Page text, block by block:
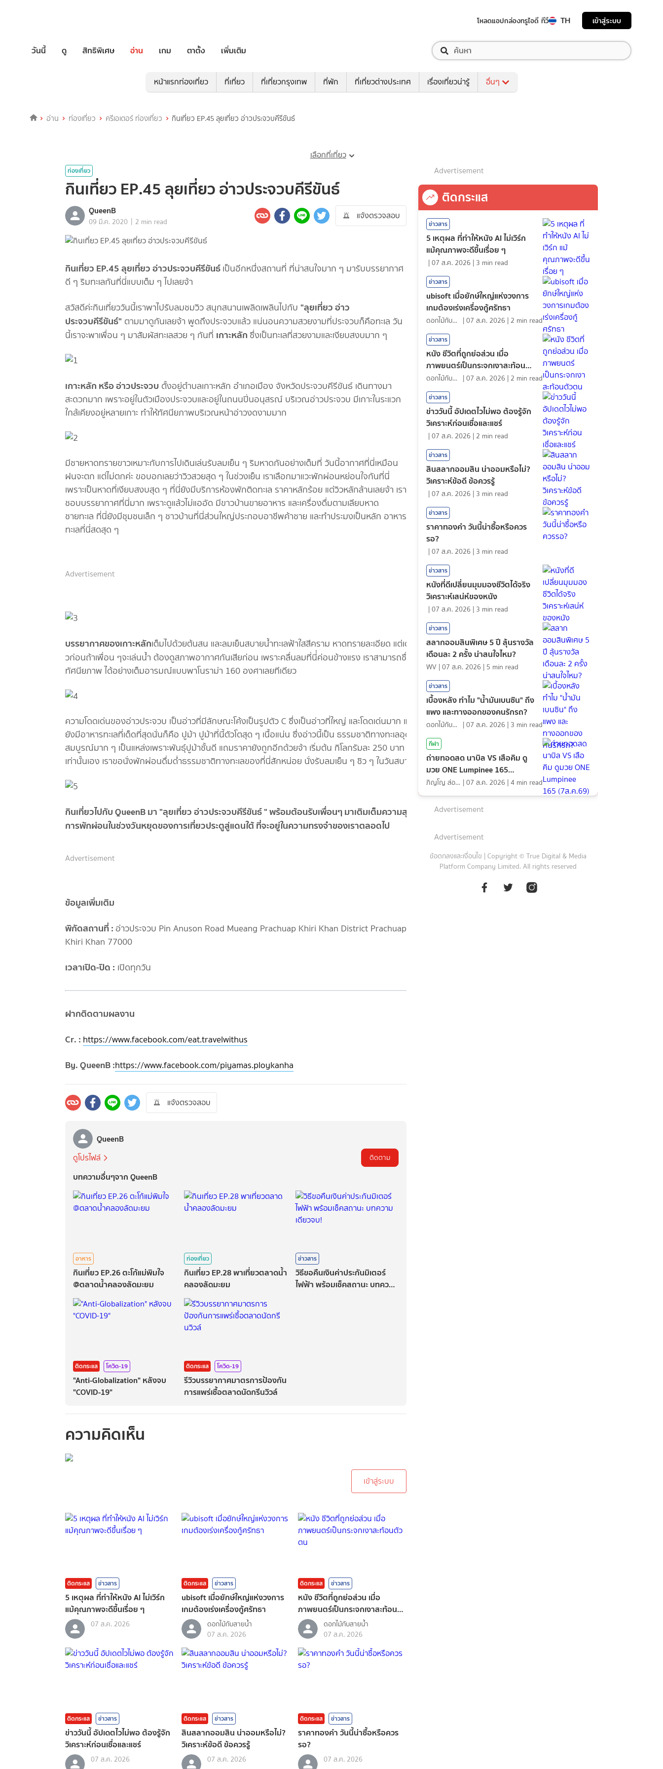
โหลดแอปกล่องทรูไอดี ทีวี TH เข้าสู่ระบบ
วันนี้ ดู สิทธิพิเศษ อ่าน เกม ตาตั้ง เพิ่มเติม
หน้าแรกท่องเที่ยว ที่เที่ยว ที่เที่ยวกรุงเทพ ที่พัก ที่เที่ยวต่างประเทศ เรื่องเที่ยวน่ารู้ อื่นๆ
อ่าน ท่องเที่ยว ครีเอเตอร์ ท่องเที่ยว กินเที่ยว EP.45 ลุยเที่ยว อ่าวประจวบคีรีขันธ์
เลือกที่เที่ยว
ท่องเที่ยว
กินเที่ยว EP.45 ลุยเที่ยว อ่าวประจวบคีรีขันธ์
QueenB
09 มี.ค. 2020 | 2 min read
แจ้งตรวจสอบ
กินเที่ยว EP.45 ลุยเที่ยว อ่าวประจวบคีรีขันธ์เป็นอีกหนึ่งสถานที่ ที่น่าสนใจมาก ๆ มารับบรรยากาศ
ดี ๆ ริมทะเลกันที่นี่แบบเต็ม ๆ ไปเลยจ้า
สวัสดีค่ะกินเที่ยววันนี้เราพาไปรับลมชมวิว สนุกสนานเพลิดเพลินไปกับ "ลุยเที่ยว อ่าว
ประจวบคีรีขันธ์" ตามมาดูกันเลยจ้า พูดถึงประจวบแล้ว แน่นอนความสวยงามที่ประจวบก็คือทะเล วัน
นี้เราจะพาเพื่อน ๆ มาสัมผัสทะเลสวย ๆ กันที่ เกาะหลักซึ่งเป็นทะเลที่สวยงามและเงียบสงบมาก ๆ
เกาะหลัก หรือ อ่าวประจวบ ตั้งอยู่ตำบลเกาะหลัก อำเภอเมือง จังหวัดประจวบคีรีขันธ์ เดินทางมา
สะดวกมาก เพราะอยู่ในตัวเมืองประจวบและอยู่ในถนนปิ่นอนุสรณ์ บริเวณอ่าวประจวบ มีเกาะในระแวก
ใกล้เคียงอยู่หลายเกาะ ทำให้ทัศนียภาพบริเวณหน้าอ่าวงดงามมาก
มีชายหาดทรายขาวเหมาะกับการไปเดินเล่นรับลมเย็น ๆ ริมหาดกันอย่างเต็มที่ วันนี้อากาศที่นี่เหมือน
ฝนจะตก แต่ไม่ตกค่ะ ขอบอกเลยว่าวิวสวยสุด ๆ ในช่วงเย็น เราเลือกมาแวะพักผ่อนหย่อนใจกันที่นี่
เพราะเป็นหาดที่เงียบสงบสุด ๆ ที่นี่ยังมีบริการห้องพักติดทะเล ราคาหลักร้อย แต่วิวหลักล้านเลยจ้า เรา
ชอบบรรยากาศที่นี่มาก เพราะดูแล้วไม่แออัด มีขาวบ้านขายอาหาร และเครื่องดื่มตามเลียบหาด
ชายทะเล ที่นี่ยังมีชุมชนเล็ก ๆ ชาวบ้านที่นี่ส่วนใหญ่ประกอบอาชีพค้าชาย และทำประมงเป็นหลัก อาหาร
ทะเลที่นี่สดสุด ๆ
Advertisement
บรรยากาศของเกาะหลักเต็มไปด้วยต้นสน และลมเย็นสบายน้ำทะเลฟ้าใสสีคราม หาดทรายละเอียด แต่เด๋
วก่อนถ้าเพื่อน ๆจะเล่นน้ำ ต้องดูสภาพอากาศกันเสียก่อน เพราะคลื่นลมที่นี่่ค่อนข้างแรง เราสามารถชื่นชม
ทัศนียภาพ ได้อย่างเต็มอารมณ์แบบพาโนราม่า 160 องศาเลยทีเดียว
ความโดดเด่นของอ่าวประจวบ เป็นอ่าวที่มีลักษณะโค้งเป็นรูปตัว C ซึ่งเป็นอ่าวที่ใหญ่ และโดดเด่นมาก แถม
ยังมีอาหารทะเลที่เด็ดที่สุดนั่นก็คือ ปูม้า ปูม้าที่นี้ตัวโตสุด ๆ เนื้อแน่น ซึ่งอ่าวนี้เป็น ธรรมชาติทางทะเลอุดม
สมบูรณ์มาก ๆ เป็นแหล่งเพราะพันธุ์ปูม้าชั้นดี แถมราคายังถูกอีกด้วยจ้า เริ่มต้น กิโลกรัมละ 250 บาท
เท่านั้นเอง เราขอนั่งพักผ่อนดื่มด่ำธรรมชาติทางทะเลของที่นี่สักหน่อย นั่งรับลมเย็น ๆ ชิว ๆ ในวันสบาย ๆ
กินเที่ยวไปกับ QueenB มา "ลุยเที่ยว อ่าวประจวบคีรีขันธ์ " พร้อมต้อนรับเพื่อนๆ มาเติมเต็มความสุขใน
การพักผ่อนในช่วงวันหยุดของการเที่ยวประตูสู่แดนใต้ ที่จะอยู่ในความทรงจำของเราตลอดไป
Advertisement
ข้อมูลเพิ่มเติม
พิกัดสถานที่ : อ่าวประจวบ Pin Anuson Road Mueang Prachuap Khiri Khan District Prachuap
Khiri Khan 77000
เวลาเปิด-ปิด : เปิดทุกวัน
ฝากติดตามผลงาน
Cr. : https://www.facebook.com/eat.travelwithus
By. QueenB :https://www.facebook.com/piyamas.ploykanha
แจ้งตรวจสอบ
QueenB
ดูโปรไฟล์ ติดตาม
บทความอื่นๆจาก QueenB
อาหาร
กินเที่ยว EP.26 ตะโก้แม่พิมใจ
@ตลาดน้ำคลองลัดมะยม
ท่องเที่ยว
กินเที่ยว EP.28 พาเที่ยวตลาดน้ำ
คลองลัดมะยม
ข่าวสาร
วิธีขอคืนเงินค่าประกันมิเตอร์
ไฟฟ้า พร้อมเช็คสถานะ บทความ
ติดกระแส โควิด-19
"Anti-Globalization" หลังจบ
"COVID-19"
ติดกระแส โควิด-19
รีวิวบรรยากาศมาตรการป้องกัน
การแพร่เชื้อตลาดนัดกรีนวิวล์
ความคิดเห็น
เข้าสู่ระบบ
ติดกระแส ข่าวสาร
5 เหตุผล ที่ทำให้หนัง AI ไม่เวิร์ก
แม้คุณภาพจะดีขึ้นเรื่อย ๆ
07 ส.ค. 2026
ติดกระแส ข่าวสาร
ubisoft เมื่อยักษ์ใหญ่แห่งวงการ
เกมต้องเร่งเครื่องกู้ศรัทธา
ดอกไม้กับสายน้ำ
07 ส.ค. 2026
ติดกระแส ข่าวสาร
หนัง ชีวิตที่ถูกย่อส่วน เมื่อ
ภาพยนตร์เป็นกระจกเงาสะท้อนตัว
ตน
ดอกไม้กับสายน้ำ
07 ส.ค. 2026
ติดกระแส ข่าวสาร
ข่าววันนี้ อัปเดตไวไม่พอ ต้องรู้จัก
วิเคราะห์ก่อนเชื่อและแชร์
07 ส.ค. 2026
ติดกระแส ข่าวสาร
สินสลากออมสิน น่าออมหรือไม่?
วิเคราะห์ข้อดี ข้อควรรู้
07 ส.ค. 2026
ติดกระแส ข่าวสาร
ราคาทองคํา วันนี้น่าซื้อหรือควร
รอ?
07 ส.ค. 2026
Advertisement
ติดกระแส
ข่าวสาร
5 เหตุผล ที่ทำให้หนัง AI ไม่เวิร์ก
แม้คุณภาพจะดีขึ้นเรื่อย ๆ
|07 ส.ค. 2026 | 3 min read
ข่าวสาร
ubisoft เมื่อยักษ์ใหญ่แห่งวงการ
เกมต้องเร่งเครื่องกู้ศรัทธา
ดอกไม้กับสายน้ำ |07 ส.ค. 2026 | 2 min read
ข่าวสาร
หนัง ชีวิตที่ถูกย่อส่วน เมื่อ
ภาพยนตร์เป็นกระจกเงาสะท้อนตัว
ตน
ดอกไม้กับสายน้ำ |07 ส.ค. 2026 | 2 min read
ข่าวสาร
ข่าววันนี้ อัปเดตไวไม่พอ ต้องรู้จัก
วิเคราะห์ก่อนเชื่อและแชร์
|07 ส.ค. 2026 | 2 min read
ข่าวสาร
สินสลากออมสิน น่าออมหรือไม่?
วิเคราะห์ข้อดี ข้อควรรู้
|07 ส.ค. 2026 | 3 min read
ข่าวสาร
ราคาทองคํา วันนี้น่าซื้อหรือควร
รอ?
|07 ส.ค. 2026 | 3 min read
ข่าวสาร
หนังที่ดีเปลี่ยนมุมมองชีวิตได้จริง
วิเคราะห์เสน่ห์ของหนัง
|07 ส.ค. 2026 | 3 min read
ข่าวสาร
สลากออมสินพิเศษ 5 ปี ลุ้นรางวัล
เดือนละ 2 ครั้ง น่าสนใจไหม?
WV |07 ส.ค. 2026 | 5 min read
ข่าวสาร
เบื้องหลัง ทำไม "น้ำมันเบนซิน" ถึง
แพง และทางออกของคนรักรถ?
ดอกไม้กับสายน้ำ |07 ส.ค. 2026 | 3 min read
กีฬา
ถ่ายทอดสด นาบิล VS เสือคิม ดู
มวย ONE Lumpinee 165
(7ส.ค.69)ภิญโญ ส่องแสง |07 ส.ค. 2026 |4 min read
Advertisement
Advertisement
ข้อตกลงและเงื่อนไข | Copyright © True Digital & Media
Platform Company Limited. All rights reserved